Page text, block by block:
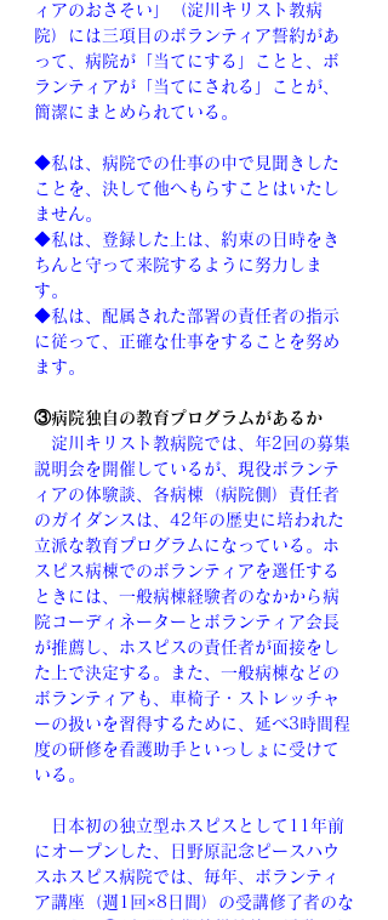
ィアのおさそい」（淀川キリスト教病
院）には三項目のボランティア誓約があ
って、病院が「当てにする」ことと、ボ
ランティアが「当てにされる」ことが、
簡潔にまとめられている。
◆私は、病院での仕事の中で見聞きした
ことを、決して他へもらすことはいたし
ません。
◆私は、登録した上は、約束の日時をき
ちんと守って来院するように努力しま
す。
◆私は、配属された部署の責任者の指示
に従って、正確な仕事をすることを努め
ます。
③病院独自の教育プログラムがあるか
淀川キリスト教病院では、年2回の募集
説明会を開催しているが、現役ボランテ
ィアの体験談、各病棟（病院側）責任者
のガイダンスは、42年の歴史に培われた
立派な教育プログラムになっている。ホ
スピス病棟でのボランティアを選任する
ときには、一般病棟経験者のなかから病
院コーディネーターとボランティア会長
が推薦し、ホスピスの責任者が面接をし
た上で決定する。また、一般病棟などの
ボランティアも、車椅子・ストレッチャ
ーの扱いを習得するために、延べ3時間程
度の研修を看護助手といっしょに受けて
いる。
日本初の独立型ホスピスとして11年前
にオープンした、日野原記念ピースハウ
スホスピス病院では、毎年、ボランティ
ア講座（週1回×8日間）の受講修了者のな